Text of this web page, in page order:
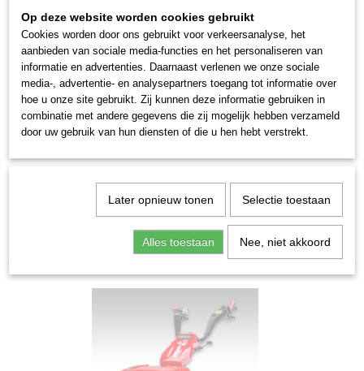
Home >Diversen>Grondfrezen>Jansen grondfrezen
Diversen
Aggregaten
Brandstoffen
Husqvarna grondfrezen
Sorteer op:
Op deze website worden cookies gebruikt
Cookies worden door ons gebruikt voor verkeersanalyse, het
aanbieden van sociale media-functies en het personaliseren van
informatie en advertenties. Daarnaast verlenen we onze sociale
media-, advertentie- en analysepartners toegang tot informatie over
hoe u onze site gebruikt. Zij kunnen deze informatie gebruiken in
combinatie met andere gegevens die zij mogelijk hebben verzameld
door uw gebruik van hun diensten of die u hen hebt verstrekt.
Later opnieuw tonen Selectie toestaan
Alles toestaan Nee, niet akkoord